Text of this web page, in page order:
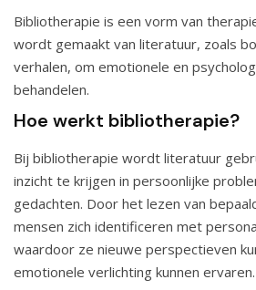
Bibliotherapie is een vorm van
wordt gemaakt van literatuur, zoals
verhalen, om emotionele en
behandelen.
Hoe werkt bibliotherapie?
Bij bibliotherapie wordt literatuur
inzicht te krijgen in persoonlijke
gedachten. Door het lezen van
mensen zich identificeren met
waardoor ze nieuwe perspectieven
emotionele verlichting kunnen ervaren.